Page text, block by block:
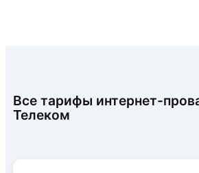
Все тарифы интернет-
Телеком